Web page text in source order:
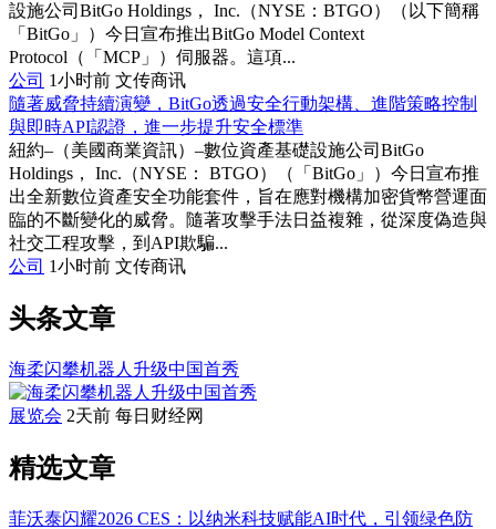
設施公司BitGo Holdings， Inc.（NYSE：BTGO）（以下簡稱
「BitGo」）今日宣布推出BitGo Model Context
Protocol（「MCP」）伺服器。這項...
公司 1小时前 文传商讯
隨著威脅持續演變，BitGo透過安全行動架構、進階策略控制
與即時API認證，進一步提升安全標準
紐約–（美國商業資訊）–數位資產基礎設施公司BitGo
Holdings， Inc.（NYSE： BTGO）（「BitGo」）今日宣布推
出全新數位資產安全功能套件，旨在應對機構加密貨幣營運面
臨的不斷變化的威脅。隨著攻擊手法日益複雜，從深度偽造與
社交工程攻擊，到API欺騙...
公司 1小时前 文传商讯
头条文章
海柔闪攀机器人升级中国首秀
展览会 2天前 每日财经网
精选文章
菲沃泰闪耀2026 CES：以纳米科技赋能AI时代，引领绿色防